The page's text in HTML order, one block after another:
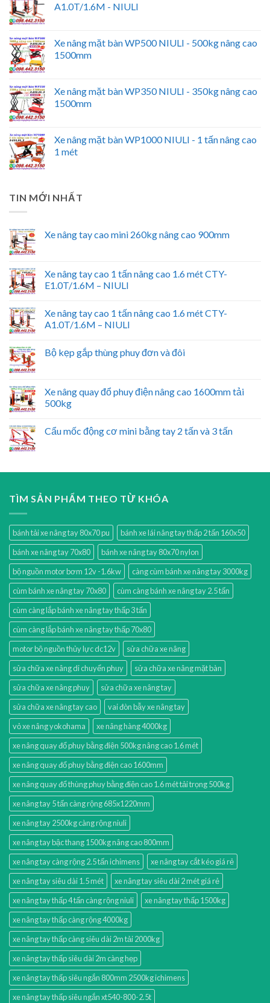
A1.0T/1.6M - NIULI
Xe nâng mặt bàn WP500 NIULI - 500kg nâng cao
1500mm
Xe nâng mặt bàn WP350 NIULI - 350kg nâng cao
1500mm
Xe nâng mặt bàn WP1000 NIULI - 1 tấn nâng cao
1 mét
TIN MỚI NHẤT
Xe nâng tay cao mini 260kg nâng cao 900mm
Xe nâng tay cao 1 tấn nâng cao 1.6 mét CTY-
E1.0T/1.6M – NIULI
Xe nâng tay cao 1 tấn nâng cao 1.6 mét CTY-
A1.0T/1.6M – NIULI
Bộ kẹp gắp thùng phuy đơn và đôi
Xe nâng quay đổ phuy điện nâng cao 1600mm tải
500kg
Cẩu mốc động cơ mini bằng tay 2 tấn và 3 tấn
TÌM SẢN PHẨM THEO TỪ KHÓA
bánh tải xe nâng tay 80x70 pu
bánh xe lái nâng tay thấp 2 tấn 160x50
bánh xe nâng tay 70x80
bánh xe nâng tay 80x70 nylon
bộ nguồn motor bơm 12v -1.6kw
càng cùm bánh xe nâng tay 3000kg
cùm bánh xe nâng tay 70x80
cùm càng bánh xe nâng tay 2.5 tấn
cùm càng lắp bánh xe nâng tay thấp 3 tấn
cùm càng lắp bánh xe nâng tay thấp 70x80
motor bộ nguồn thủy lực dc12v
sửa chữa xe nâng
sửa chữa xe nâng di chuyển phuy
sửa chữa xe nâng mặt bàn
sửa chữa xe nâng phuy
sửa chữa xe nâng tay
sửa chữa xe nâng tay cao
vai đòn bẫy xe nâng tay
vỏ xe nâng yokohama
xe nâng hàng 4000kg
xe nâng quay đổ phuy bằng điện 500kg nâng cao 1.6 mét
xe nâng quay đổ phuy bằng điện cao 1600mm
xe nâng quay đổ thùng phuy bằng điện cao 1.6 mét tải trọng 500kg
xe nâng tay 5 tấn càng rộng 685x1220mm
xe nâng tay 2500kg càng rộng niuli
xe nâng tay bậc thang 1500kg nâng cao 800mm
xe nâng tay càng rộng 2.5 tấn ichimens
xe nâng tay cắt kéo giá rẻ
xe nâng tay siêu dài 1.5 mét
xe nâng tay siêu dài 2 mét giá rẻ
xe nâng tay thấp 4 tấn càng rộng niuli
xe nâng tay thấp 1500kg
xe nâng tay thấp càng rộng 4000kg
xe nâng tay thấp càng siêu dài 2m tải 2000kg
xe nâng tay thấp siêu dài 2m càng hẹp
xe nâng tay thấp siêu ngắn 800mm 2500kg ichimens
xe nâng tay thấp siêu ngắn xt540-800-2.5t